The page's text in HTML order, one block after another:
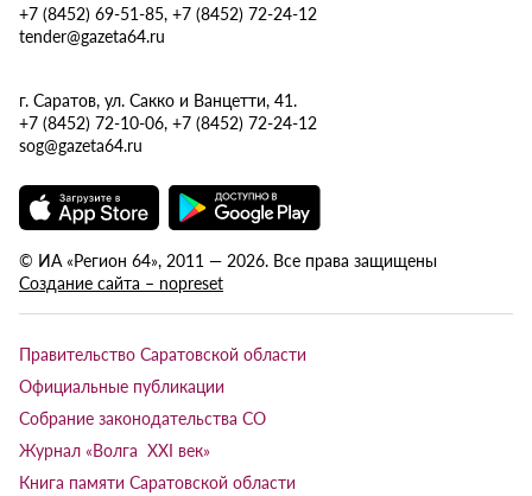
+7 (8452) 69-51-85, +7 (8452) 72-24-12
tender@gazeta64.ru
г. Саратов, ул. Сакко и Ванцетти, 41.
+7 (8452) 72-10-06, +7 (8452) 72-24-12
sog@gazeta64.ru
© ИА «Регион 64», 2011 — 2026. Все права защищены
Создание сайта – nopreset
Правительство Саратовской области
Официальные публикации
Собрание законодательства СО
Журнал «Волга XXI век»
Книга памяти Саратовской области